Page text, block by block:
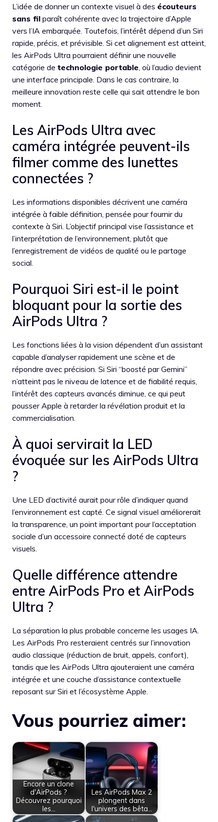
L’idée de donner un contexte visuel à des écouteurs
sans fil paraît cohérente avec la trajectoire d’Apple
vers l’IA embarquée. Toutefois, l’intérêt dépend d’un Siri
rapide, précis, et prévisible. Si cet alignement est atteint,
les AirPods Ultra pourraient définir une nouvelle
catégorie de technologie portable , où l’audio devient
une interface principale. Dans le cas contraire, la
meilleure innovation reste celle qui sait attendre le bon
moment.
Les AirPods Ultra avec
caméra intégrée peuvent-ils
filmer comme des lunettes
connectées ?
Les informations disponibles décrivent une caméra
intégrée à faible définition, pensée pour fournir du
contexte à Siri. L’objectif principal vise l’assistance et
l’interprétation de l’environnement, plutôt que
l’enregistrement de vidéos de qualité ou le partage
social.
Pourquoi Siri est-il le point
bloquant pour la sortie des
AirPods Ultra ?
Les fonctions liées à la vision dépendent d’un assistant
capable d’analyser rapidement une scène et de
répondre avec précision. Si Siri “boosté par Gemini”
n’atteint pas le niveau de latence et de fiabilité requis,
l’intérêt des capteurs avancés diminue, ce qui peut
pousser Apple à retarder la révélation produit et la
commercialisation.
À quoi servirait la LED
évoquée sur les AirPods Ultra
?
Une LED d’activité aurait pour rôle d’indiquer quand
l’environnement est capté. Ce signal visuel améliorerait
la transparence, un point important pour l’acceptation
sociale d’un accessoire connecté doté de capteurs
visuels.
Quelle différence attendre
entre AirPods Pro et AirPods
Ultra ?
La séparation la plus probable concerne les usages IA.
Les AirPods Pro resteraient centrés sur l’innovation
audio classique (réduction de bruit, appels, confort),
tandis que les AirPods Ultra ajouteraient une caméra
intégrée et une couche d’assistance contextuelle
reposant sur Siri et l’écosystème Apple.
Vous pourriez aimer:
Encore un clone
d'AirPods ?
Découvrez pourquoi
les…
Les AirPods Max 2
plongent dans
l'univers des bêta…